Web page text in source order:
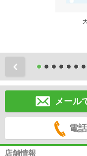
メール
電
店舗情報